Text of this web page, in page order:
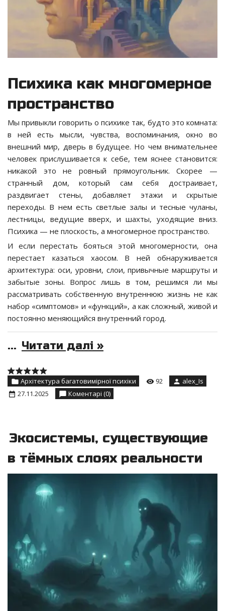
Психика как многомерное
пространство
Мы привыкли говорить о психике так, будто это комната:
в ней есть мысли, чувства, воспоминания, окно во
внешний мир, дверь в будущее. Но чем внимательнее
человек прислушивается к себе, тем яснее становится:
никакой это не ровный прямоугольник. Скорее —
странный дом, который сам себя достраивает,
раздвигает стены, добавляет этажи и скрытые
переходы. В нем есть светлые залы и тесные чуланы,
лестницы, ведущие вверх, и шахты, уходящие вниз.
Психика — не плоскость, а многомерное пространство.
И если перестать бояться этой многомерности, она
перестает казаться хаосом. В ней обнаруживается
архитектура: оси, уровни, слои, привычные маршруты и
забытые зоны. Вопрос лишь в том, решимся ли мы
рассматривать собственную внутреннюю жизнь не как
набор «симптомов» и «функций», а как сложный, живой и
постоянно меняющийся внутренний город.
... Читати далі »
Архітектура багатовимірної психіки 92
alex_Is
27.11.2025
Коментарі (0)
Экосистемы, существующие
в тёмных слоях реальности